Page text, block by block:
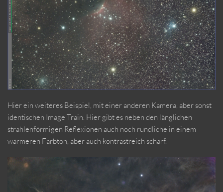
Hier ein weiteres Beispiel, mit einer anderen Kamera, aber sonst
identischen Image Train. Hier gibt es neben den länglichen
strahlenförmigen Reflexionen auch noch rundliche in einem
wärmeren Farbton, aber auch kontrastreich scharf.